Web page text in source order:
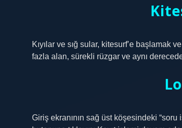
Kıyılar ve sığ sular, kitesurf’e başlamak
fazla alan, sürekli rüzgar ve aynı
Giriş ekranının sağ üst köşesindeki “soru